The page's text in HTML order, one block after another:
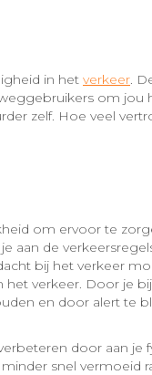
in het verkeer.
om jou
zelf. Hoe veel
om ervoor te
aan de
bij het verkeer
het verkeer. Door je
en door alert te
door aan je
snel vermoeid